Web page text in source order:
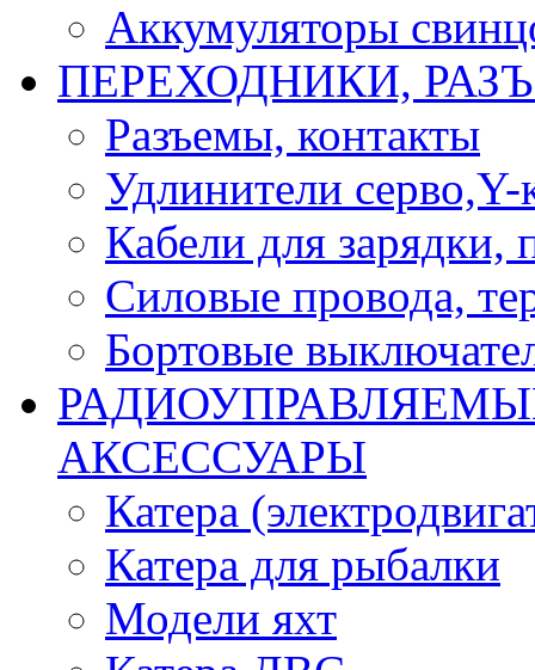
Аккумуляторы
ПЕРЕХОДНИКИ,
Разъемы, контакты
Удлинители серво,Y-
Кабели для зарядки,
Силовые провода,
Бортовые
АКСЕССУАРЫ
Катера
Катера для рыбалки
Модели яхт